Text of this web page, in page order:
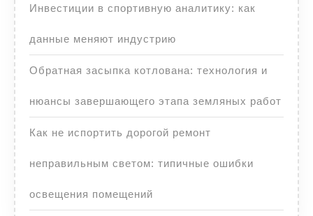
Инвестиции в спортивную аналитику: как
данные меняют индустрию
Обратная засыпка котлована: технология и
нюансы завершающего этапа земляных работ
Как не испортить дорогой ремонт
неправильным светом: типичные ошибки
освещения помещений